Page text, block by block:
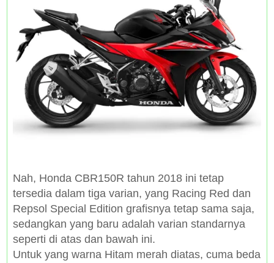
Nah, Honda CBR150R tahun 2018 ini tetap
tersedia dalam tiga varian, yang Racing Red dan
Repsol Special Edition grafisnya tetap sama saja,
sedangkan yang baru adalah varian standarnya
seperti di atas dan bawah ini.
Untuk yang warna Hitam merah diatas, cuma beda